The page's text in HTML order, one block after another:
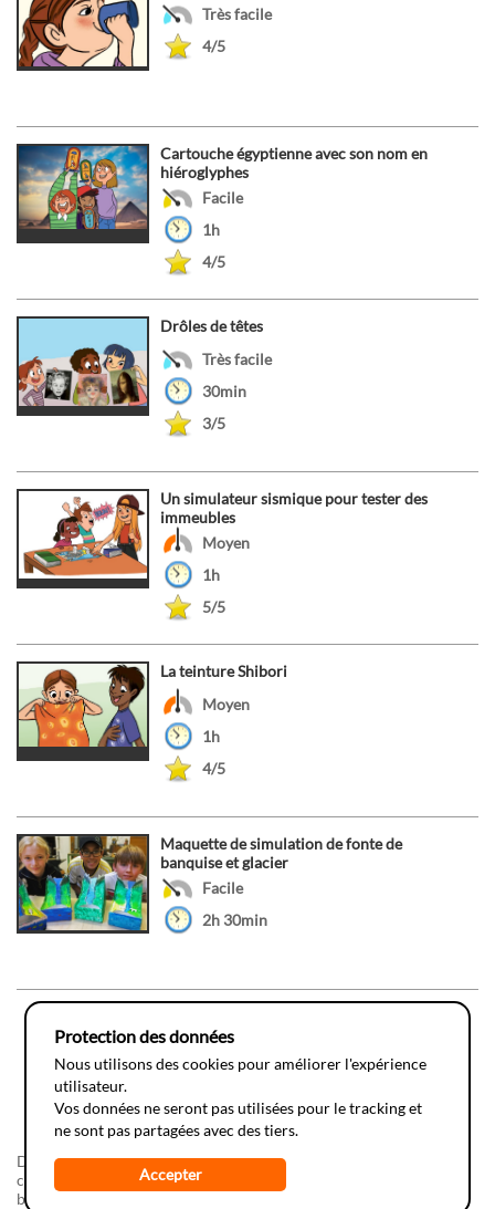
Très facile
4/5
Cartouche égyptienne avec son nom en
hiéroglyphes
Facile
1h
4/5
Drôles de têtes
Très facile
30min
3/5
Un simulateur sismique pour tester des
immeubles
Moyen
1h
5/5
La teinture Shibori
Moyen
1h
4/5
Maquette de simulation de fonte de
banquise et glacier
Facile
2h 30min
Do-it-yourSciences, une réalisation de la fondation
collaboration avecl'Espace des Inventions
bénéficie du soutien d'
Protection des données
Nous utilisons des cookies pour améliorer l'expérience
utilisateur.
Vos données ne seront pas utilisées pour le tracking et
ne sont pas partagées avec des tiers.
Accepter